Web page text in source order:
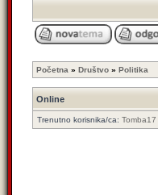
Početna » Društvo » Politika
Online
Trenutno korisnika/ca: Tomba17